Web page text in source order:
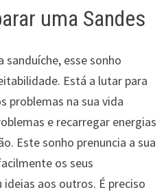
uma Sandes
sanduíche, esse sonho
Está a lutar para
problemas na sua vida
e recarregar energias
Este sonho prenuncia a sua
os seus
aos outros. É preciso